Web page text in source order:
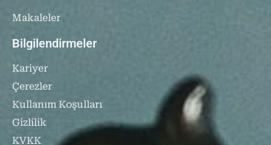
Makaleler
Bilgilendirmeler
Kariyer
Çerezler
Kullanım Koşulları
Gizlilik
KVKK